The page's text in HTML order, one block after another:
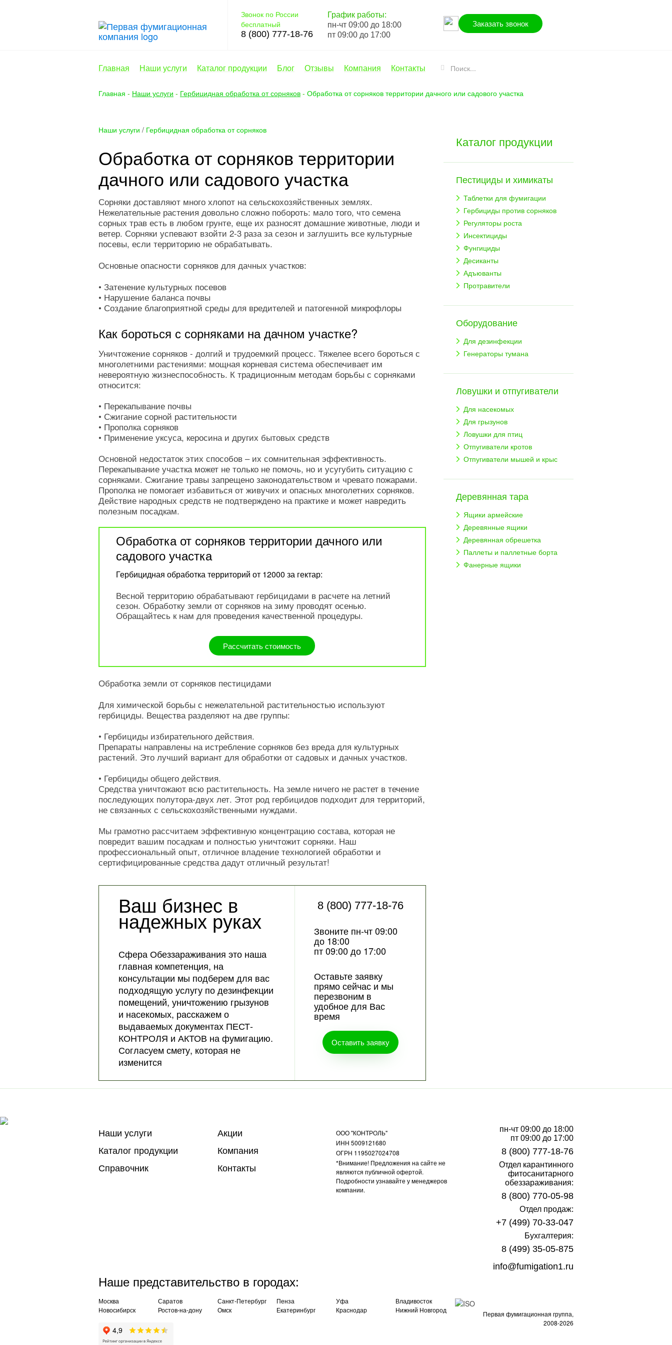
Звонок по России
бесплатный
8 (800) 777-18-76
График работы:
пн-чт 09:00 до 18:00
пт 09:00 до 17:00
Заказать звонок
Главная Наши услуги Каталог продукции Блог Отзывы Компания Контакты
Главная - Наши услуги - Гербицидная обработка от сорняков - Обработка от сорняков территории дачного или садового участка
Наши услуги / Гербицидная обработка от сорняков
Обработка от сорняков территории
дачного или садового участка
Сорняки доставляют много хлопот на сельскохозяйственных землях.
Нежелательные растения довольно сложно побороть: мало того, что семена
сорных трав есть в любом грунте, еще их разносят домашние животные, люди и
ветер. Сорняки успевают взойти 2-3 раза за сезон и заглушить все культурные
посевы, если территорию не обрабатывать.
Основные опасности сорняков для дачных участков:
• Затенение культурных посевов
• Нарушение баланса почвы
• Создание благоприятной среды для вредителей и патогенной микрофлоры
Как бороться с сорняками на дачном участке?
Уничтожение сорняков - долгий и трудоемкий процесс. Тяжелее всего бороться с
многолетними растениями: мощная корневая система обеспечивает им
невероятную жизнеспособность. К традиционным методам борьбы с сорняками
относится:
• Перекапывание почвы
• Сжигание сорной растительности
• Прополка сорняков
• Применение уксуса, керосина и других бытовых средств
Основной недостаток этих способов – их сомнительная эффективность.
Перекапывание участка может не только не помочь, но и усугубить ситуацию с
сорняками. Сжигание травы запрещено законодательством и чревато пожарами.
Прополка не помогает избавиться от живучих и опасных многолетних сорняков.
Действие народных средств не подтверждено на практике и может навредить
полезным посадкам.
Обработка от сорняков территории дачного или
садового участка
Гербицидная обработка территорий от 12000 за гектар:
Весной территорию обрабатывают гербицидами в расчете на летний
сезон. Обработку земли от сорняков на зиму проводят осенью.
Обращайтесь к нам для проведения качественной процедуры.
Рассчитать стоимость
Обработка земли от сорняков пестицидами
Для химической борьбы с нежелательной растительностью используют
гербициды. Вещества разделяют на две группы:
• Гербициды избирательного действия.
Препараты направлены на истребление сорняков без вреда для культурных
растений. Это лучший вариант для обработки от садовых и дачных участков.
• Гербициды общего действия.
Средства уничтожают всю растительность. На земле ничего не растет в течение
последующих полутора-двух лет. Этот род гербицидов подходит для территорий,
не связанных с сельскохозяйственными нуждами.
Мы грамотно рассчитаем эффективную концентрацию состава, которая не
повредит вашим посадкам и полностью уничтожит сорняки. Наш
профессиональный опыт, отличное владение технологией обработки и
сертифицированные средства дадут отличный результат!
Ваш бизнес в
надежных руках
Сфера Обеззараживания это наша
главная компетенция, на
консультации мы подберем для вас
подходящую услугу по дезинфекции
помещений, уничтожению грызунов
и насекомых, расскажем о
выдаваемых документах ПЕСТ-
КОНТРОЛЯ и АКТОВ на фумигацию.
Согласуем смету, которая не
изменится
8 (800) 777-18-76
Звоните пн-чт 09:00
до 18:00
пт 09:00 до 17:00
Оставьте заявку
прямо сейчас и мы
перезвоним в
удобное для Вас
время
Оставить заявку
Каталог продукции
Пестициды и химикаты
Таблетки для фумигации
Гербициды против сорняков
Регуляторы роста
Инсектициды
Фунгициды
Десиканты
Адъюванты
Протравители
Оборудование
Для дезинфекции
Генераторы тумана
Ловушки и отпугиватели
Для насекомых
Для грызунов
Ловушки для птиц
Отпугиватели кротов
Отпугиватели мышей и крыс
Деревянная тара
Ящики армейские
Деревянные ящики
Деревянная обрешетка
Паллеты и паллетные борта
Фанерные ящики
Наши услуги
Каталог продукции
Справочник
Акции
Компания
Контакты
ООО "КОНТРОЛЬ"
ИНН 5009121680
ОГРН 1195027024708
*Внимание! Предложения на сайте не
являются публичной офертой.
Подробности узнавайте у менеджеров
компании.
пн-чт 09:00 до 18:00
пт 09:00 до 17:00
8 (800) 777-18-76
Отдел карантинного
фитосанитарного
обеззараживания:
8 (800) 770-05-98
Отдел продаж:
+7 (499) 70-33-047
Бухгалтерия:
8 (499) 35-05-875
info@fumigation1.ru
Наше представительство в городах:
Москва
Новосибирск
Саратов
Ростов-на-дону
Санкт-Петербург
Омск
Пенза
Екатеринбург
Уфа
Краснодар
Владивосток
Нижний Новгород
Первая фумигационная группа,
2008-2026